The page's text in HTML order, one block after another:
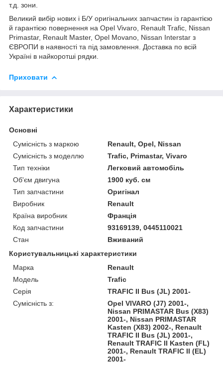
т.д. зони.
Великий вибір нових і Б/У оригінальних запчастин із гарантією
й гарантією повернення на Opel Vivaro, Renault Trafic, Nissan
Primastar, Renault Master, Opel Movano, Nissan Interstar з
ЄВРОПИ в наявності та під замовлення. Доставка по всій
Україні в найкоротші рядки.
Приховати
Характеристики
Основні
Сумісність з маркою
Renault, Opel, Nissan
Сумісність з моделлю
Trafic, Primastar, Vivaro
Тип техніки
Легковий автомобіль
Об'єм двигуна
1900 куб. см
Тип запчастини
Оригінал
Виробник
Renault
Країна виробник
Франція
Код запчастини
93169139, 0445110021
Стан
Вживаний
Користувальницькі характеристики
Марка
Renault
Модель
Trafic
Серія
TRAFIC II Bus (JL) 2001-
Сумісність з:
Opel VIVARO (J7) 2001-,
Nissan PRIMASTAR Bus (X83)
2001-, Nissan PRIMASTAR
Kasten (X83) 2002-, Renault
TRAFIC II Bus (JL) 2001-,
Renault TRAFIC II Kasten (FL)
2001-, Renault TRAFIC II (EL)
2001-